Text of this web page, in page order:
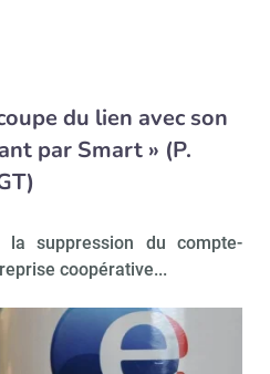
du lien avec son
par Smart » (P.
la suppression du compte-
coopérative...